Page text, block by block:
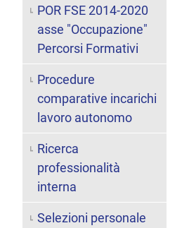
POR FSE 2014-2020
asse "Occupazione"
Percorsi Formativi
Procedure
comparative incarichi
lavoro autonomo
Ricerca
professionalità
interna
Selezioni personale